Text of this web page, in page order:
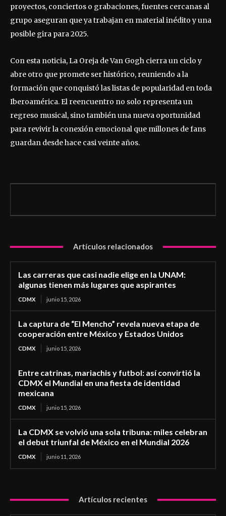
proyectos, conciertos o grabaciones, fuentes cercanas al
grupo aseguran que ya trabajan en material inédito y una
posible gira para 2025.
Con esta noticia, La Oreja de Van Gogh cierra un ciclo y
abre otro que promete ser histórico, reuniendo a la
formación que conquistó las listas de popularidad en toda
Iberoamérica. El reencuentro no solo representa un
regreso musical, sino también una nueva oportunidad
para revivir la conexión emocional que millones de fans
guardan desde hace casi veinte años.
Artículos relacionados
Las carreras que casi nadie elige en la UNAM:
algunas tienen más lugares que aspirantes
CDMX junio 15, 2026
La captura de “El Mencho” revela nueva etapa de
cooperación entre México y Estados Unidos
CDMX junio 15, 2026
Entre catrinas, mariachis y futbol: así convirtió la
CDMX el Mundial en una fiesta de identidad
mexicana
CDMX junio 15, 2026
La CDMX se volvió una sola tribuna: miles celebran
el debut triunfal de México en el Mundial 2026
CDMX junio 11, 2026
Artículos recientes